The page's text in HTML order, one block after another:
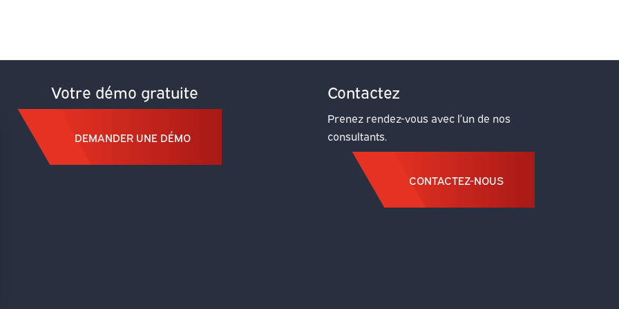
Votre démo gratuite
DEMANDER UNE DÉMO
Contactez
Prenez rendez-vous avec l’un de nos
consultants.
CONTACTEZ-NOUS